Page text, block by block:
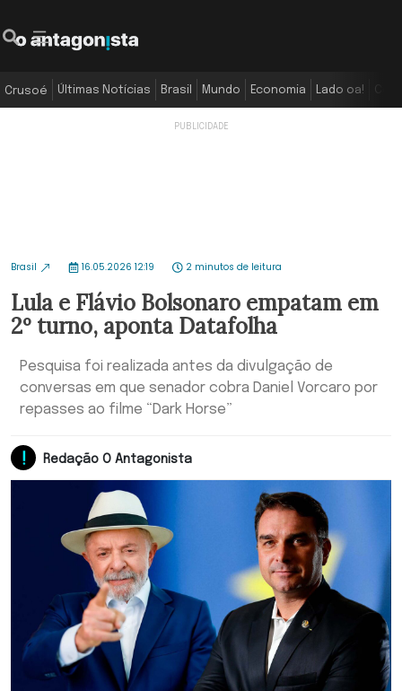
Crusoé Últimas Notícias Brasil Mundo Economia Lado oa!
Brasil 16.05.2026 12:19 2 minutos de leitura
Lula e Flávio Bolsonaro empatam em
2º turno, aponta Datafolha
Pesquisa foi realizada antes da divulgação de
conversas em que senador cobra Daniel Vorcaro por
repasses ao filme “Dark Horse”
Redação O Antagonista